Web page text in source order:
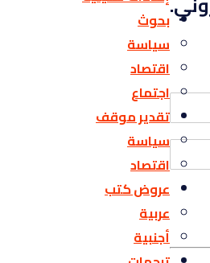
بحوث
سياسة
اقتصاد
اجتماع
تقدير موقف
سياسة
اقتصاد
عروض كتب
عربية
أجنبية